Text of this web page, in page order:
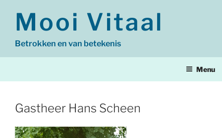
inhoud
Mooi Vitaal
Betrokken en van betekenis
Menu
Gastheer Hans Scheen